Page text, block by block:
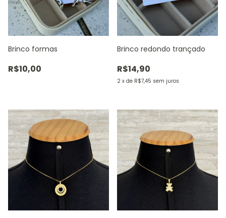
Brinco formas
R$10,00
Brinco redondo trançado
R$14,90
2 x de R$7,45 sem juros